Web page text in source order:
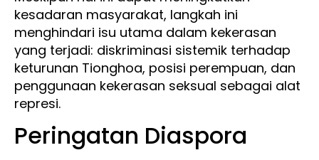
kesadaran masyarakat, langkah ini
menghindari isu utama dalam kekerasan
yang terjadi: diskriminasi sistemik terhadap
keturunan Tionghoa, posisi perempuan, dan
penggunaan kekerasan seksual sebagai alat
represi.
Peringatan Diaspora